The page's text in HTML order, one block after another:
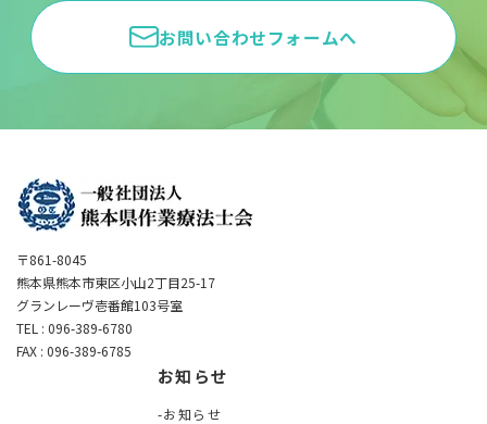
お問い合わせフォームへ
〒861-8045
熊本県熊本市東区小山2丁目25-17
グランレーヴ壱番館103号室
TEL : 096-389-6780
FAX : 096-389-6785
お知らせ
お知らせ